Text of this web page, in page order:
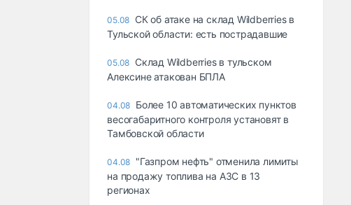
05.08 СК об атаке на склад Wildberries в
Тульской области: есть пострадавшие
05.08 Склад Wildberries в тульском
Алексине атакован БПЛА
04.08 Более 10 автоматических пунктов
весогабаритного контроля установят в
Тамбовской области
04.08 "Газпром нефть" отменила лимиты
на продажу топлива на АЗС в 13
регионах